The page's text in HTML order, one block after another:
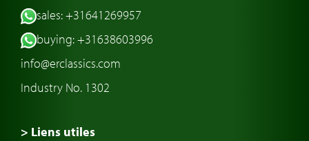
sales: +31641269957
buying: +31638603996
info@erclassics.com
Industry No. 1302
> Liens utiles